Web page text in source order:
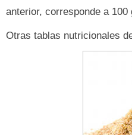
anterior, corresponde a 100
Otras tablas nutricionales